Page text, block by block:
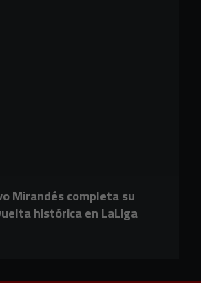
Mirandés completa su
histórica en LaLiga